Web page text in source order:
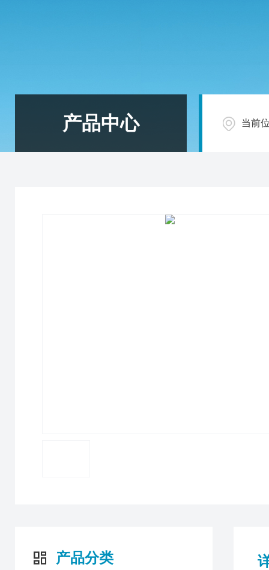
产品中心 当前
产品分类